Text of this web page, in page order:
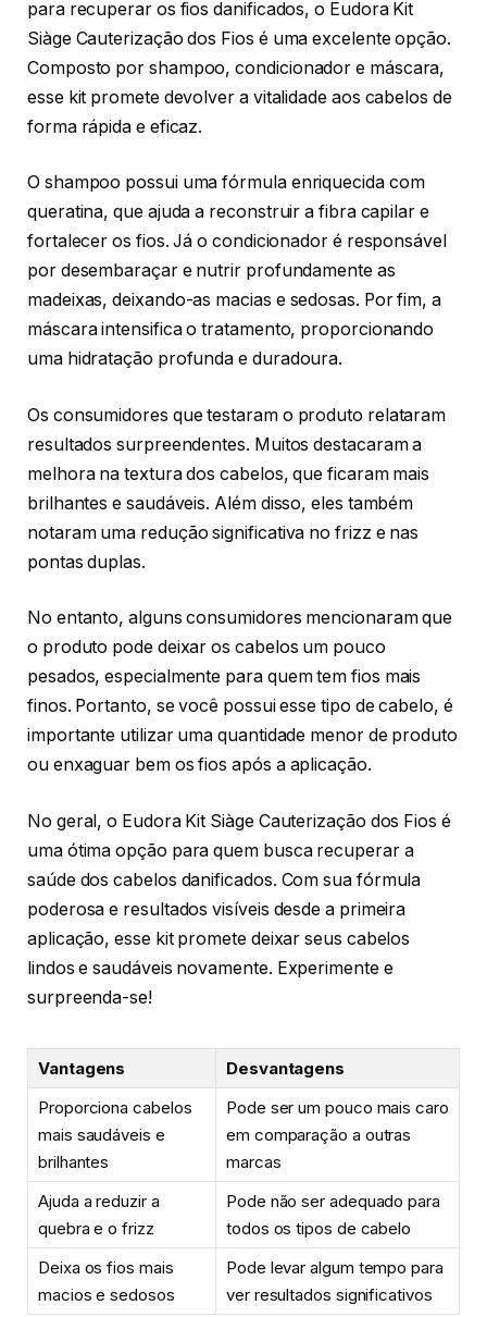
para recuperar os fios danificados, o Eudora Kit
Siàge Cauterização dos Fios é uma excelente opção.
Composto por shampoo, condicionador e máscara,
esse kit promete devolver a vitalidade aos cabelos de
forma rápida e eficaz.
O shampoo possui uma fórmula enriquecida com
queratina, que ajuda a reconstruir a fibra capilar e
fortalecer os fios. Já o condicionador é responsável
por desembaraçar e nutrir profundamente as
madeixas, deixando-as macias e sedosas. Por fim, a
máscara intensifica o tratamento, proporcionando
uma hidratação profunda e duradoura.
Os consumidores que testaram o produto relataram
resultados surpreendentes. Muitos destacaram a
melhora na textura dos cabelos, que ficaram mais
brilhantes e saudáveis. Além disso, eles também
notaram uma redução significativa no frizz e nas
pontas duplas.
No entanto, alguns consumidores mencionaram que
o produto pode deixar os cabelos um pouco
pesados, especialmente para quem tem fios mais
finos. Portanto, se você possui esse tipo de cabelo, é
importante utilizar uma quantidade menor de produto
ou enxaguar bem os fios após a aplicação.
No geral, o Eudora Kit Siàge Cauterização dos Fios é
uma ótima opção para quem busca recuperar a
saúde dos cabelos danificados. Com sua fórmula
poderosa e resultados visíveis desde a primeira
aplicação, esse kit promete deixar seus cabelos
lindos e saudáveis novamente. Experimente e
surpreenda-se!
Vantagens
Desvantagens
Proporciona cabelos
mais saudáveis e
brilhantes
Pode ser um pouco mais caro
em comparação a outras
marcas
Ajuda a reduzir a
quebra e o frizz
Pode não ser adequado para
todos os tipos de cabelo
Deixa os fios mais
macios e sedosos
Pode levar algum tempo para
ver resultados significativos